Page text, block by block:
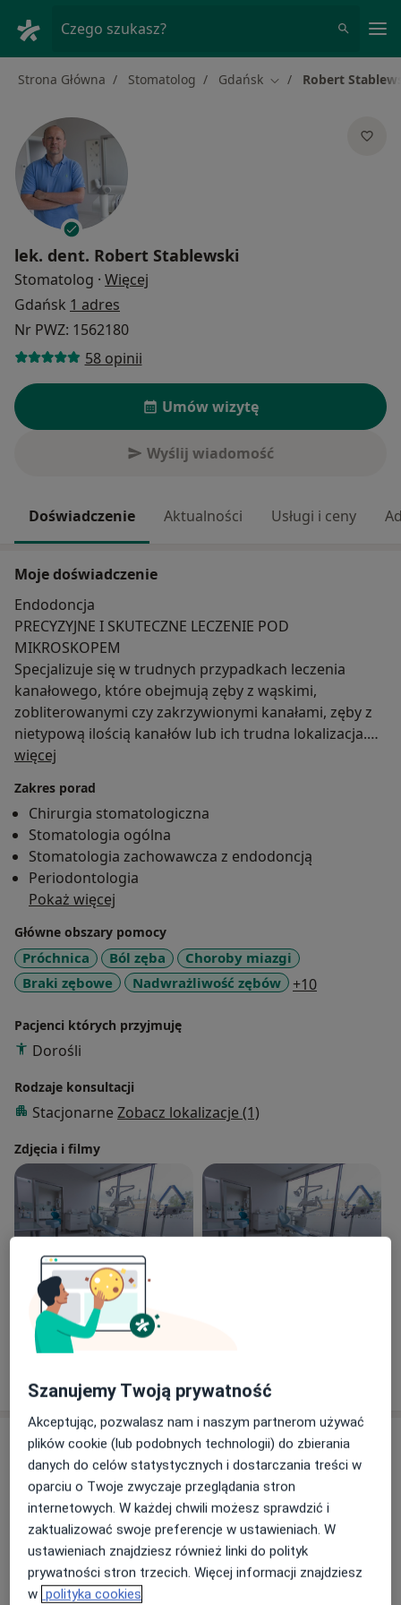
Czego szukasz?
Strona Główna Stomatolog Gdańsk Zmień miasto
Robert
lek. dent. Robert Stablewski
Stomatolog · Więcej
Gdańsk 1 adres
Nr PWZ: 1562180
58 opinii
Umów wizytę
Wyślij wiadomość
Doświadczenie Aktualności Usługi i ceny
Moje doświadczenie
Endodoncja
PRECYZYJNE I SKUTECZNE LECZENIE POD
MIKROSKOPEM
Specjalizuje się w trudnych przypadkach leczenia
kanałowego, które obejmują zęby z wąskimi,
zobliterowanymi czy zakrzywionymi kanałami, zęby z
nietypową ilością kanałów lub ich trudna lokalizacja.
Leczę przewlekłe, zaawansowane i rozlegle stany
skomplikowane przypadki zapalenia mieszanego /tzw.
endo-perio/, wykonuje ponowne leczenie kanałów /
tzw. Re-endo/oraz usuwam złamane narzędzia
kanałowe. Wszystko to z użyciem mikroskopu
zabiegowego oraz wszelakiego nowoczesnego
oprzyrządowania niezbędnego do skutecznego
leczenia.
więcej
Zakres porad
Chirurgia stomatologiczna
Stomatologia ogólna
Stomatologia zachowawcza z endodoncją
Periodontologia
Pokaż więcej
Główne obszary pomocy
Próchnica Ból zęba
Choroby miazgi
Braki zębowe
Nadwrażliwość zębów +10
Pacjenci których przyjmuję
Dorośli
Rodzaje konsultacji
Stacjonarne Zobacz lokalizacje (1)
Zdjęcia i filmy
Zobacz galerię (4)
o doświadczeniu
Aktualności
lek. dent. Robert Stablewski
Jaśkowa Dolina 132/9, 80-286 Gdańsk
Pierwsze wrażenie się liczy!
Pewny siebie i zwycięski uśmiech z błyszczącymi,
jasnymi zębami -
My możemy spełnić to życzenie - dzięki nowemu
Szanujemy Twoją prywatność
Akceptując, pozwalasz nam i naszym partnerom używać
plików cookie (lub podobnych technologii) do zbierania
danych do celów statystycznych i dostarczania treści w
oparciu o Twoje zwyczaje przeglądania stron
internetowych. W każdej chwili możesz sprawdzić i
zaktualizować swoje preferencje w ustawieniach. W
ustawieniach znajdziesz również linki do polityk
prywatności stron trzecich. Więcej informacji znajdziesz
w polityka cookies